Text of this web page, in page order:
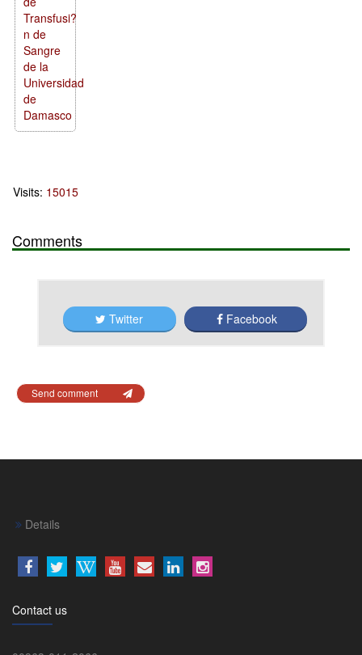
Transfusi?
n de
Sangre
de la
Universidad
de
Damasco
Visits: 15015
Comments
Twitter Facebook
Send comment
Details
Contact us